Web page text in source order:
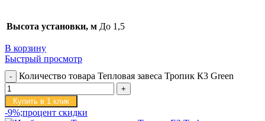
Высота установки, м До 1,5
В корзину
Быстрый просмотр
Количество товара Тепловая завеса Тропик К3 Green
Купить в 1 клик
-9%;процент скидки